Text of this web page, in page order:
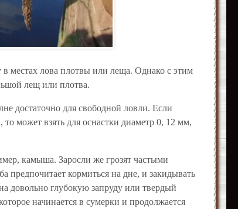
в местах лова плотвы или леща. Однако с этим
лещ или плотва.
достаточно для свободной ловли. Если
то может взять для оснастки диаметр 0, 12 мм,
камыша. Заросли же грозят частыми
предпочитает кормиться на дне, и закидывать
довольно глубокую запруду или твердый
начинается в сумерки и продолжается